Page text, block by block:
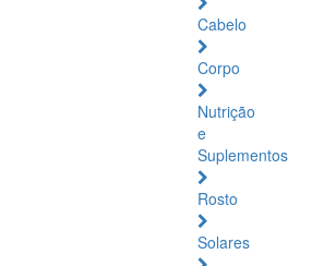
Cabelo
Corpo
Nutrição
e
Suplementos
Rosto
Solares